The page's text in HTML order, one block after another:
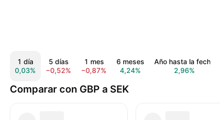
1 día
0,03%
5 días
−0,52%
1 mes
−0,87%
6 meses
4,24%
Año hasta la fecha
2,96%
Comparar con GBP a SEK